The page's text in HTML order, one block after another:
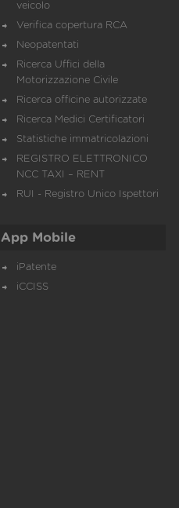
veicolo
Verifica copertura RCA
Neopatentati
Ricerca Uffici della
Motorizzazione Civile
Ricerca officine autorizzate
Ricerca Medici Certificatori
Statistiche immatricolazioni
REGISTRO ELETTRONICO
NCC TAXI – RENT
RUI - Registro Unico Ispettori
App Mobile
iPatente
iCCISS